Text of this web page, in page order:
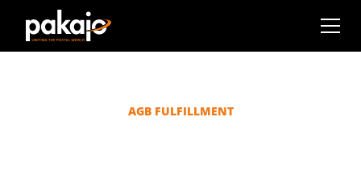
AGB FULFILLMENT